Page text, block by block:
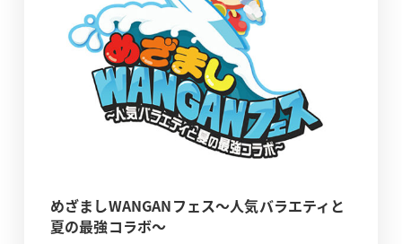
めざましWANGANフェス～人気バラエティと
夏の最強コラボ～